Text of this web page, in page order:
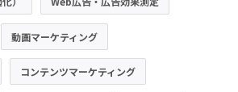
動画マーケティング
コンテンツマーケティング